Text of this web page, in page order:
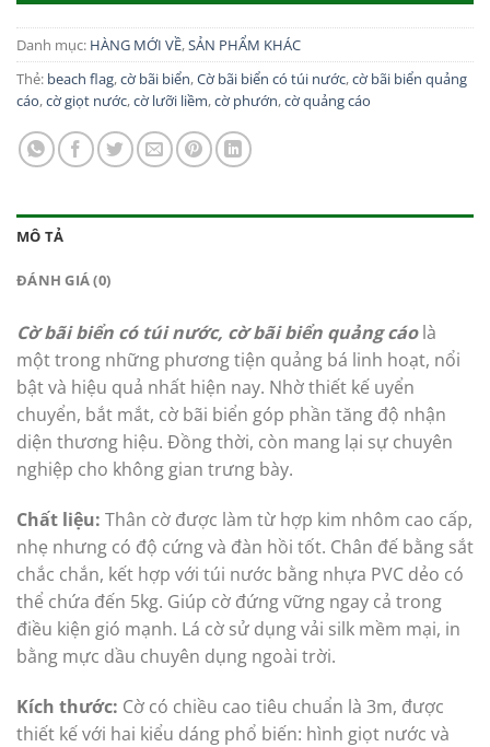
Danh mục: HÀNG MỚI VỀ,SẢN PHẨM KHÁC
Thẻ: beach flag,cờ bãi biển,Cờ bãi biển có túi nước,cờ bãi biển quảng
cáo,cờ giọt nước,cờ lưỡi liềm,cờ phướn,cờ quảng cáo
MÔ TẢ
ĐÁNH GIÁ (0)
Cờ bãi biển có túi nước, cờ bãi biển quảng cáolà
một trong những phương tiện quảng bá linh hoạt, nổi
bật và hiệu quả nhất hiện nay. Nhờ thiết kế uyển
chuyển, bắt mắt, cờ bãi biển góp phần tăng độ nhận
diện thương hiệu. Đồng thời, còn mang lại sự chuyên
nghiệp cho không gian trưng bày.
Chất liệu: Thân cờ được làm từ hợp kim nhôm cao cấp,
nhẹ nhưng có độ cứng và đàn hồi tốt. Chân đế bằng sắt
chắc chắn, kết hợp với túi nước bằng nhựa PVC dẻo có
thể chứa đến 5kg. Giúp cờ đứng vững ngay cả trong
điều kiện gió mạnh. Lá cờ sử dụng vải silk mềm mại, in
bằng mực dầu chuyên dụng ngoài trời.
Kích thước: Cờ có chiều cao tiêu chuẩn là 3m, được
thiết kế với hai kiểu dáng phổ biến: hình giọt nước và